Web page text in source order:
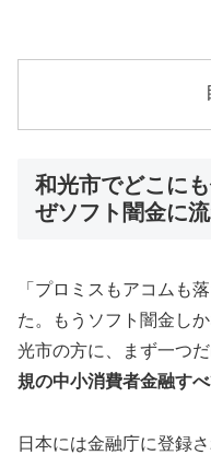
和光市でどこに
ぜソフト闇金に
「プロミスもアコムも
た。もうソフト闇金し
光市の方に、まず一つ
規の中小消費者金融す
日本には金融庁に登録